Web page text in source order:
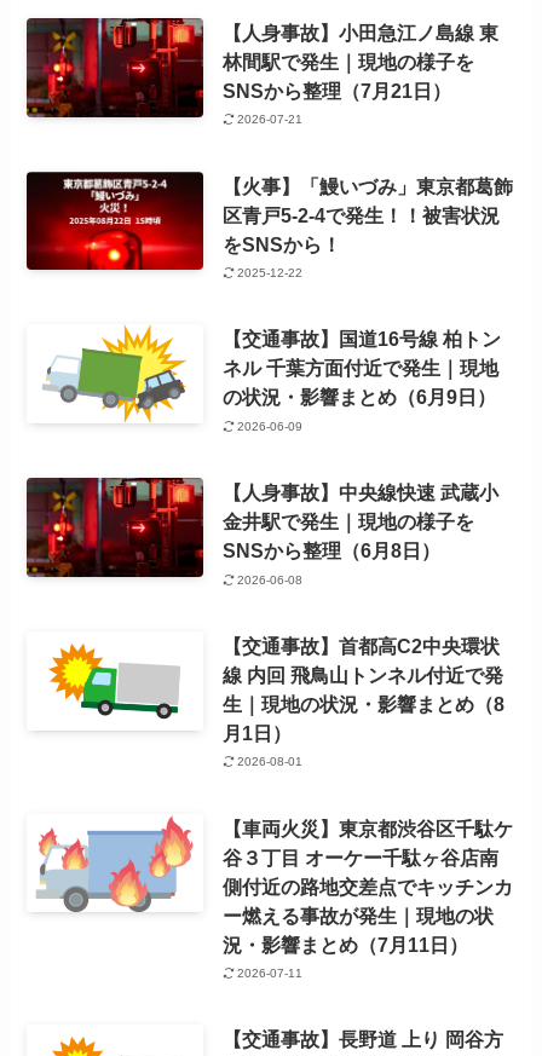
【人身事故】小田急江ノ島線 東
林間駅で発生｜現地の様子を
SNSから整理（7月21日）
2026-07-21
【火事】「鰻いづみ」東京都葛飾
区青戸5-2-4で発生！！被害状況
をSNSから！
2025-12-22
【交通事故】国道16号線 柏トン
ネル 千葉方面付近で発生｜現地
の状況・影響まとめ（6月9日）
2026-06-09
【人身事故】中央線快速 武蔵小
金井駅で発生｜現地の様子を
SNSから整理（6月8日）
2026-06-08
【交通事故】首都高C2中央環状
線 内回 飛鳥山トンネル付近で発
生｜現地の状況・影響まとめ（8
月1日）
2026-08-01
【車両火災】東京都渋谷区千駄ケ
谷３丁目 オーケー千駄ヶ谷店南
側付近の路地交差点でキッチンカ
ー燃える事故が発生｜現地の状
況・影響まとめ（7月11日）
2026-07-11
【交通事故】長野道 上り 岡谷方